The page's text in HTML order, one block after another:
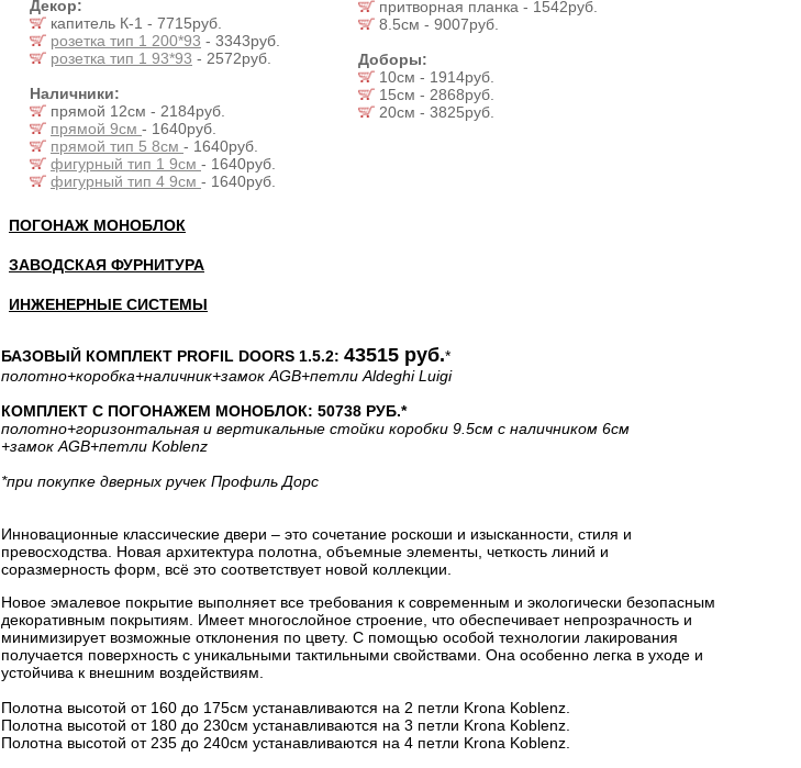
Декор:
капитель К-1 - 7715руб.
розетка тип 1 200*93 - 3343руб.
розетка тип 1 93*93 - 2572руб.
Наличники:
прямой 12см - 2184руб.
прямой 9см - 1640руб.
прямой тип 5 8см - 1640руб.
фигурный тип 1 9см - 1640руб.
фигурный тип 4 9см - 1640руб.
притворная планка - 1542руб.
8.5см - 9007руб.
Доборы:
10см - 1914руб.
15см - 2868руб.
20см - 3825руб.
ПОГОНАЖ МОНОБЛОК
ЗАВОДСКАЯ ФУРНИТУРА
ИНЖЕНЕРНЫЕ СИСТЕМЫ
БАЗОВЫЙ КОМПЛЕКТ PROFIL DOORS 1.5.2: 43515 руб.*
полотно+коробка+наличник+замок AGB+петли Aldeghi Luigi
КОМПЛЕКТ С ПОГОНАЖЕМ МОНОБЛОК: 50738 РУБ.*
полотно+горизонтальная и вертикальные стойки коробки 9.5см с наличником 6см
+замок AGB+петли Koblenz
*при покупке дверных ручек Профиль Дорс
Инновационные классические двери – это сочетание роскоши и изысканности, стиля и
превосходства. Новая архитектура полотна, объемные элементы, четкость линий и
соразмерность форм, всё это соответствует новой коллекции.
Новое эмалевое покрытие выполняет все требования к современным и экологически безопасным
декоративным покрытиям. Имеет многослойное строение, что обеспечивает непрозрачность и
минимизирует возможные отклонения по цвету. С помощью особой технологии лакирования
получается поверхность с уникальными тактильными свойствами. Она особенно легка в уходе и
устойчива к внешним воздействиям.
Полотна высотой от 160 до 175см устанавливаются на 2 петли Krona Koblenz.
Полотна высотой от 180 до 230см устанавливаются на 3 петли Krona Koblenz.
Полотна высотой от 235 до 240см устанавливаются на 4 петли Krona Koblenz.